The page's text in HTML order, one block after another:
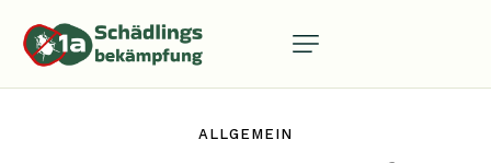
ALLGEMEIN